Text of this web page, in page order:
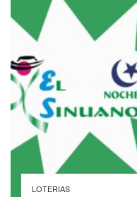
LOTERIAS